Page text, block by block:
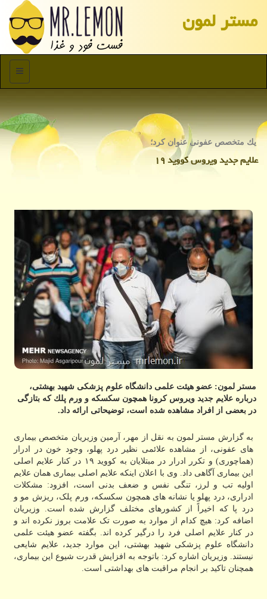
مستر لمون
منو
یك متخصص عفونی عنوان كرد؛
علایم جدید ویروس كووید ۱۹
مستر لمون: عضو هیئت علمی دانشگاه علوم پزشكی شهید بهشتی،
درباره علایم جدید ویروس كرونا همچون سكسكه و ورم پلك كه بتازگی
در بعضی از افراد مشاهده شده است، توضیحاتی ارائه داد.
به گزارش مستر لمون به نقل از مهر، آرمین وزیریان متخصص بیماری
های عفونی، از مشاهده علائمی نظیر درد پهلو، وجود خون در ادرار
(هماچوری) و تکرر ادرار در مبتلایان به کووید ۱۹ در کنار علایم اصلی
این بیماری آگاهی داد. وی با اعلان اینکه علایم اصلی بیماری همان علایم
اولیه تب و لرز، تنگی نفس و ضعف بدنی است، افزود: مشکلات
ادراری، درد پهلو یا نشانه های همچون سکسکه، ورم پلک، ریزش مو و
درد پا که اخیراً از کشورهای مختلف گزارش شده است. وزیریان
اضافه کرد: هیچ کدام از موارد به صورت تک علامت بروز نکرده اند و
در کنار علایم اصلی فرد را درگیر کرده اند. بگفته عضو هیئت علمی
دانشگاه علوم پزشکی شهید بهشتی، این موارد جدید، علایم شایعی
نیستند. وزیریان اشاره کرد: باتوجه به افزایش قدرت شیوع این بیماری،
همچنان تاکید بر انجام مراقبت های بهداشتی است.